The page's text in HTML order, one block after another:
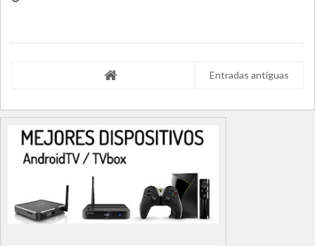
Entradas antiguas